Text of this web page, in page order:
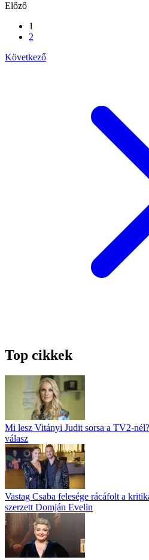
Előző
1
2
Következő
Top cikkek
Mi lesz Vitányi Judit sorsa a TV2-
válasz
Vastag Csaba felesége rácáfolt a
szerzett Domján Evelin